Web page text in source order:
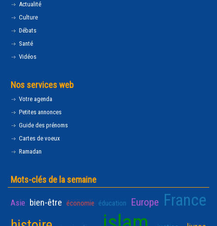
Actualité
Culture
Débats
Santé
Vidéos
Nos services web
Votre agenda
Petites annonces
Guide des prénoms
Cartes de voeux
Ramadan
Mots-clés de la semaine
Asie bien-être économie éducation Europe France